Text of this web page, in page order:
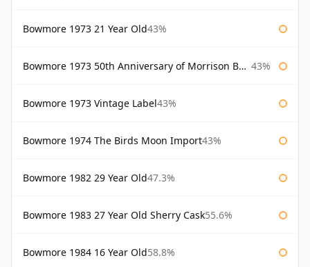
Bowmore 1973 21 Year Old43%
Bowmore 1973 50th Anniversary of Morrison Bowmore 43%
Bowmore 1973 Vintage Label43%
Bowmore 1974 The Birds Moon Import43%
Bowmore 1982 29 Year Old47.3%
Bowmore 1983 27 Year Old Sherry Cask55.6%
Bowmore 1984 16 Year Old58.8%